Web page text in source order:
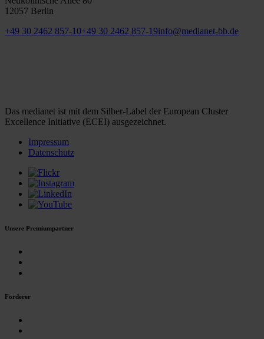
12057 Berlin
+49 30 2462 857-10+49 30 2462 857-19info@medianet-bb.de
Das medianet ist mit dem Silber-Label der European Cluster
Excellence Initiative (ECEI) ausgezeichnet.
Impressum
Datenschutz
Unsere Premiumpartner
Förderer